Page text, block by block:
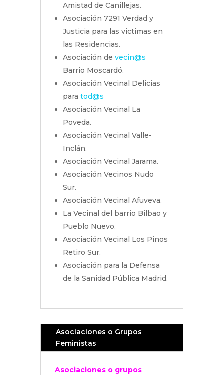
Amistad de Canillejas.
Asociación 7291 Verdad y
Justicia para las victimas en
las Residencias.
Asociación de vecin@s
Barrio Moscardó.
Asociación Vecinal Delicias
para tod@s
Asociación Vecinal La
Poveda.
Asociación Vecinal Valle-
Inclán.
Asociación Vecinal Jarama.
Asociación Vecinos Nudo
Sur.
Asociación Vecinal Afuveva.
La Vecinal del barrio Bilbao y
Pueblo Nuevo.
Asociación Vecinal Los Pinos
Retiro Sur.
Asociación para la Defensa
de la Sanidad Pública Madrid.
Asociaciones o Grupos
Feministas
Asociaciones o grupos